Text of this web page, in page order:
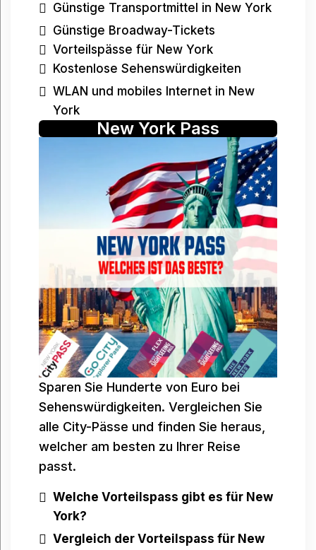
Günstige Transportmittel in New York
Günstige Broadway-Tickets
Vorteilspässe für New York
Kostenlose Sehenswürdigkeiten
WLAN und mobiles Internet in New
York
New York Pass
Sparen Sie Hunderte von Euro bei
Sehenswürdigkeiten. Vergleichen Sie
alle City-Pässe und finden Sie heraus,
welcher am besten zu Ihrer Reise
passt.
Welche Vorteilspass gibt es für New
York?
Vergleich der Vorteilspass für New